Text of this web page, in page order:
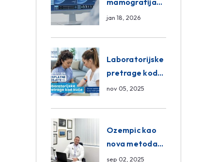
mamografija
Sarajevo –
Centar
Poliklinika
jan 18, 2026
Laboratorijske
pretrage kod
kuće – novo u
Poliklinici
nov 05, 2025
Ozempic kao
nova metoda
mršavljenja: da
sep 02, 2025